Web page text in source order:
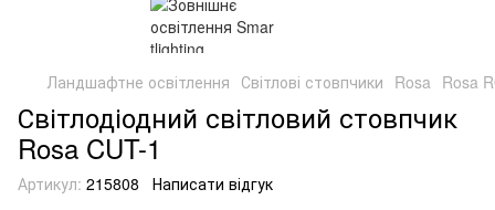
Ландшафтне освітлення Світлові стовпчики Rosa Rosa
Світлодіодний світловий стовпчик
Rosa CUT-1
Артикул: 215808 Написати відгук